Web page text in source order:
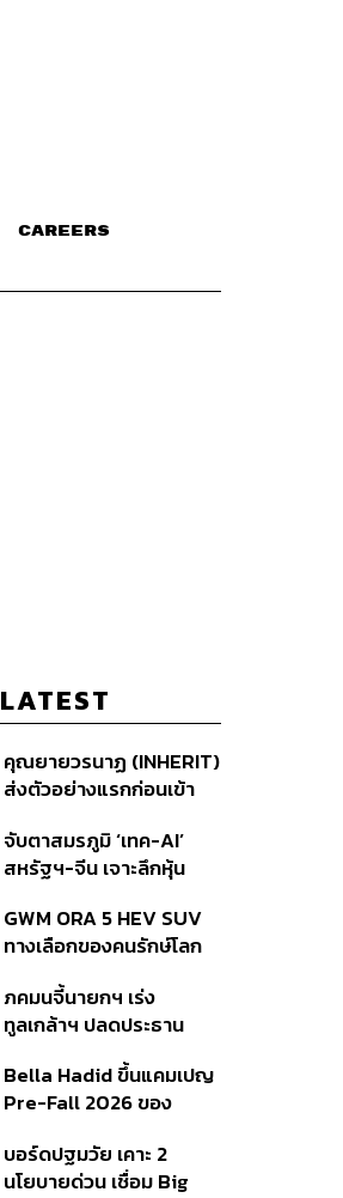
CAREERS
LATEST
คุณยายวรนาฏ (INHERIT)
ส่งตัวอย่างแรกก่อนเข้า
จับตาสมรภูมิ ‘เทค-AI’
สหรัฐฯ-จีน เจาะลึกหุ้น
กลยุทธ์จัดพอร์ตสู้ศึก
Mega Trend 3-5 ปีข้าง
GWM ORA 5 HEV SUV
ทางเลือกของคนรักษ์โลก
ภคมนจี้นายกฯ เร่ง
ทูลเกล้าฯ ปลดประธาน
เสนอยุบกรรมการทั้งชุด
แล้วสรรหาใหม่
Bella Hadid ขึ้นแคมเปญ
Pre-Fall 2026 ของ
บอร์ดปฐมวัย เคาะ 2
นโยบายด่วน เชื่อม Big